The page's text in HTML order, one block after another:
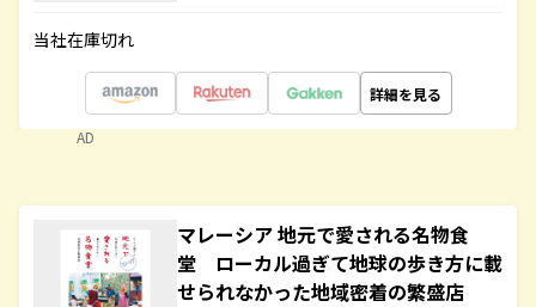
当社在庫切れ
詳細を見る
AD
マレーシア 地元で愛される名物食
堂 ローカル過ぎて地球の歩き方に載
せられなかった地域密着の繁盛店